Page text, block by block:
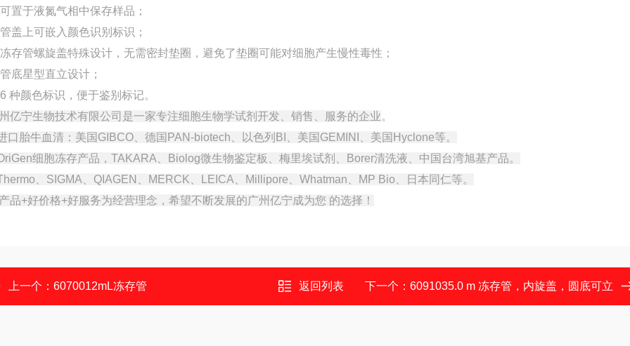
置于液氮气相中保存样品；
盖上可嵌入颜色识别标识；
存管螺旋盖特殊设计，无需密封垫圈，避免了垫圈可能对细胞产生慢性毒性；
底星型直立设计；
种颜色标识，便于鉴别标记。
亿宁生物技术有限公司是一家专注细胞生物学试剂开发、销售、服务的企业。
口胎牛血清：美国GIBCO、德国PAN-biotech、以色列BI、美国GEMINI、美国Hyclone等。
细胞冻存产品，TAKARA、Biolog微生物鉴定板、梅里埃试剂、Borer清洗液、中国台湾旭基产品。
、SIGMA、QIAGEN、MERCK、LEICA、Millipore、Whatman、MP Bio、日本同仁等。
品+好价格+好服务为经营理念，希望不断发展的广州亿宁成为您 的选择！
上一个：6070012mL冻存管 返回列表 下一个： 6091035.0 m 冻存管，内旋盖，圆底可立